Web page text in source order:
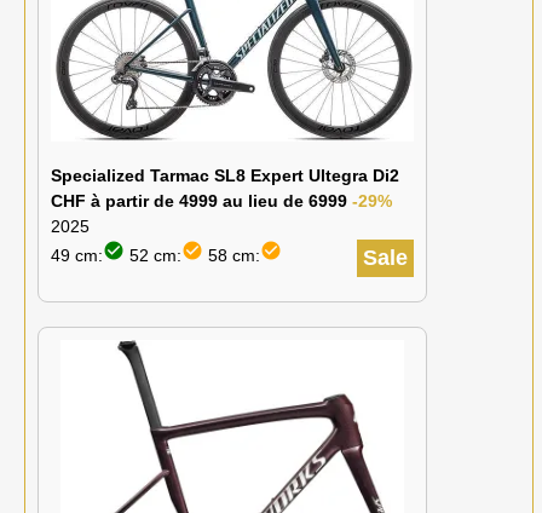
Specialized Tarmac SL8 Expert Ultegra Di2
CHF à partir de 4999 au lieu de 6999 -29%
2025
Sale
49 cm:check_circle 52 cm:check_circle 58 cm:check_circle